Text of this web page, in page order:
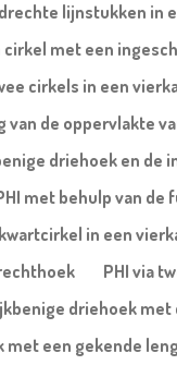
lijnstukken in
cirkel met een
cirkels in een
van de oppervlakte
driehoek en de
met behulp van
in een
PHI via
driehoek
met een gekende